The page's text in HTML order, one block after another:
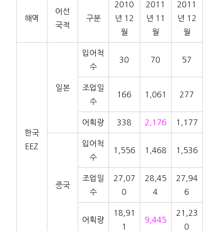
해역
어선
국적
구분
2010
년 12
월
2011
년 11
월
2011
년 12
월
한국
EEZ
일본
입어척
수
30 70 57
조업일
수
166 1,061 277
어획량 338 2,176 1,177
중국
입어척
수
1,556 1,468 1,536
조업일
수
27,07
0
28,45
4
27,94
6
어획량
18,91
1
9,445
21,23
0